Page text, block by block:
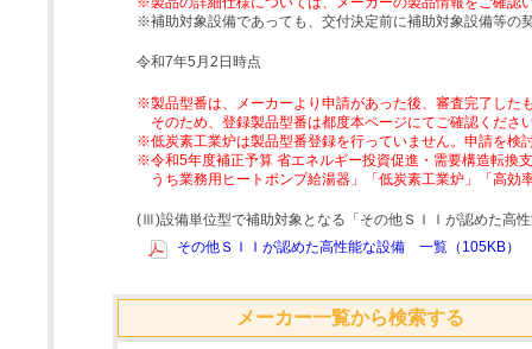
※補助対象設備であっても、交付決定前に補助対象設備等の
令和7年5月2日時点
※製品型番は、メーカーより申請があった後、審査完了した
そのため、登録製品型番は都度本ページにてご確認くださ
※低炭素工業炉は製品型番登録を行っていません。申請を検
※令和5年度補正予算 省エネルギー投資促進・需要構造転換
うち業務用ヒートポンプ給湯器」「低炭素工業炉」「高
(Ⅲ)設備単位型で補助対象となる「その他ＳＩＩが認めた高
その他ＳＩＩが認めた高性能な設備 一覧（105KB）
メーカー一覧から検索する